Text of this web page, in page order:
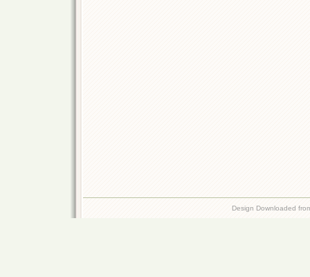
Design Downloaded